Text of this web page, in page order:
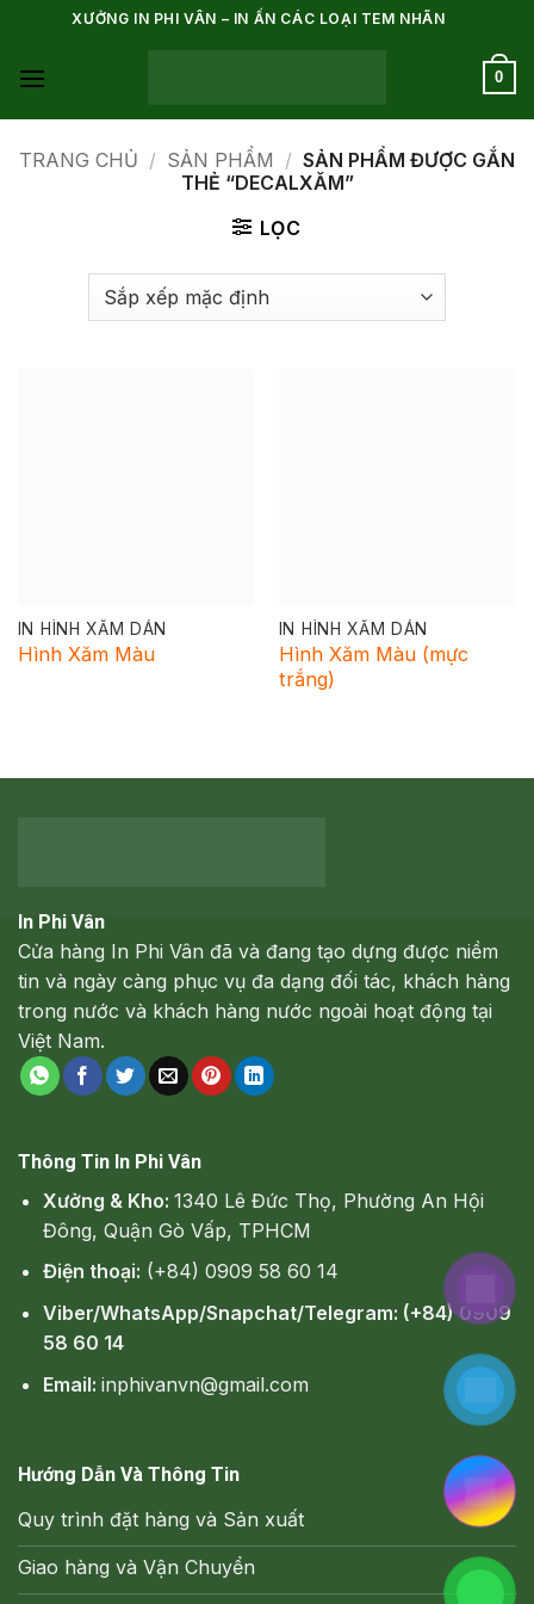
nội
XƯỞNG IN PHI VÂN – IN ẤN CÁC LOẠI TEM NHÃN
0
TRANG CHỦ / SẢN PHẨM / SẢN PHẨM ĐƯỢC GẮN
THẺ “DECALXĂM”
LỌC
IN HÌNH XĂM DÁN
Hình Xăm Màu
IN HÌNH XĂM DÁN
Hình Xăm Màu (mực
trắng)
In Phi Vân
Cửa hàng In Phi Vân đã và đang tạo dựng được niềm
tin và ngày càng phục vụ đa dạng đối tác, khách hàng
trong nước và khách hàng nước ngoài hoạt động tại
Việt Nam.
Thông Tin In Phi Vân
Xưởng & Kho: 1340 Lê Đức Thọ, Phường An Hội
Đông, Quận Gò Vấp, TPHCM
Điện thoại: (+84) 0909 58 60 14
Viber/WhatsApp/Snapchat/Telegram: (+84) 0909
58 60 14
Email: inphivanvn@gmail.com
Hướng Dẫn Và Thông Tin
Quy trình đặt hàng và Sản xuất
Giao hàng và Vận Chuyển